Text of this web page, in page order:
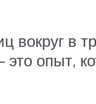
в
опыт,